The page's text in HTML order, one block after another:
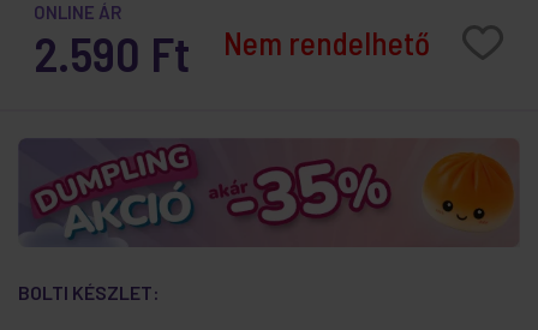
ONLINE ÁR
2.590 Ft Nem rendelhető
BOLTI KÉSZLET: